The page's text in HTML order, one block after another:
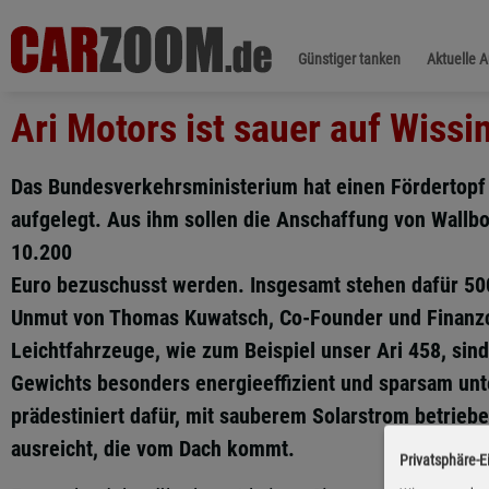
Günstiger tanken Aktuelle
Ari Motors ist sauer auf
Das Bundesverkehrsministerium hat einen
aufgelegt. Aus ihm sollen die Anschaffung von
10.200
Euro bezuschusst werden. Insgesamt stehen dafür
Unmut von Thomas Kuwatsch, Co-Founder und
Leichtfahrzeuge, wie zum Beispiel unser Ari 458,
Gewichts besonders energieeffizient und sparsam
prädestiniert dafür, mit sauberem Solarstrom
ausreicht, die vom Dach kommt.
Privatsphäre-